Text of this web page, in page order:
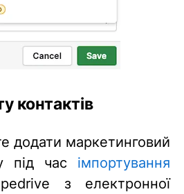
контактів
додати маркетинговий
під час імпортування
з електронної